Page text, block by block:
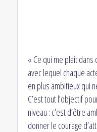
« Ce qui me plait
avec lequel chaque
en plus ambitieux qui
C’est tout l’objectif
niveau : c’est d’être
donner le courage